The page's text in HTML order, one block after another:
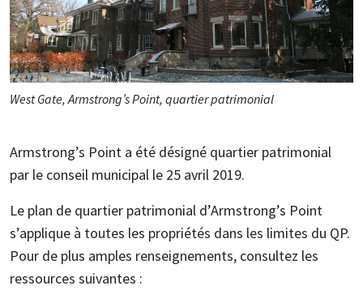
West Gate, Armstrong’s Point, quartier patrimonial
Armstrong’s Point a été désigné quartier patrimonial
par le conseil municipal le 25 avril 2019.
Le plan de quartier patrimonial d’Armstrong’s Point
s’applique à toutes les propriétés dans les limites du QP.
Pour de plus amples renseignements, consultez les
ressources suivantes :